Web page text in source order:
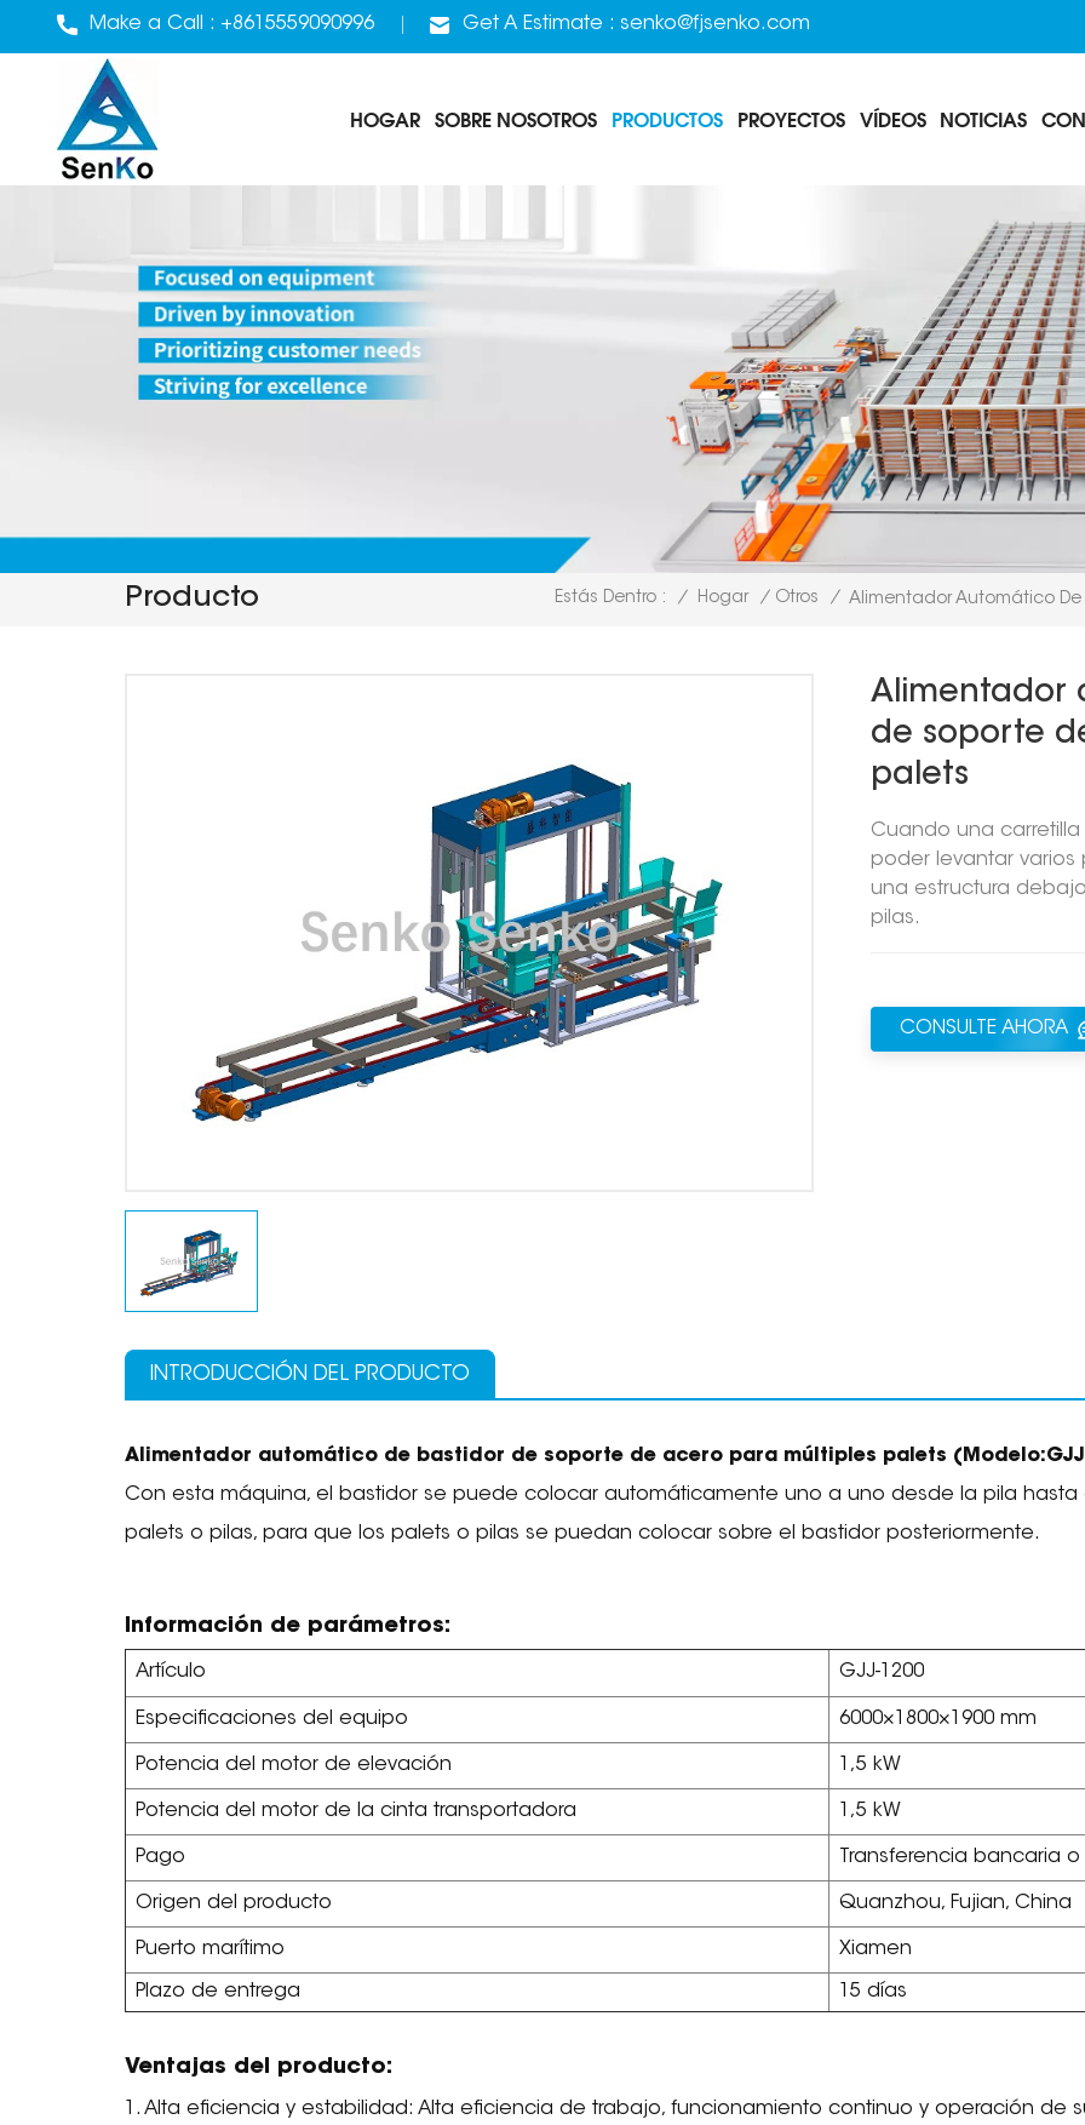
Make a Call : +8615559090996 Get A Estimate : senko@fjsenko.com
HOGAR SOBRE NOSOTROS PRODUCTOS PROYECTOS VÍDEOS NOTICIAS
Producto Estás Dentro : / Hogar / Otros / Alimentador Automático De
Alimentador
de soporte
palets
Cuando una
poder levantar varios
una estructura
pilas.
CONSULTE AHORA
INTRODUCCIÓN DEL PRODUCTO
Alimentador automático de bastidor de soporte de acero para múltiples palets (Modelo:
Con esta máquina, el bastidor se puede colocar automáticamente uno a uno desde la pila
palets o pilas, para que los palets o pilas se puedan colocar sobre el bastidor posteriormente.
Información de parámetros:
Artículo GJJ-1200
Especificaciones del equipo 6000×1800×1900 mm
Potencia del motor de elevación 1,5 kW
Potencia del motor de la cinta transportadora 1,5 kW
Pago Transferencia bancaria
Origen del producto Quanzhou, Fujian, China
Puerto marítimo Xiamen
Plazo de entrega 15 días
Ventajas del producto:
1. Alta eficiencia y estabilidad: Alta eficiencia de trabajo, funcionamiento continuo y operación de